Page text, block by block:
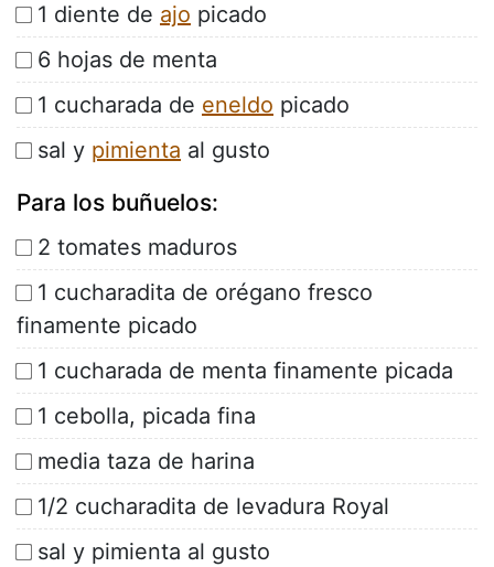
1 diente de ajo picado
6 hojas de menta
1 cucharada de eneldo picado
sal y pimienta al gusto
Para los buñuelos:
2 tomates maduros
1 cucharadita de orégano fresco
finamente picado
1 cucharada de menta finamente picada
1 cebolla, picada fina
media taza de harina
1/2 cucharadita de levadura Royal
sal y pimienta al gusto